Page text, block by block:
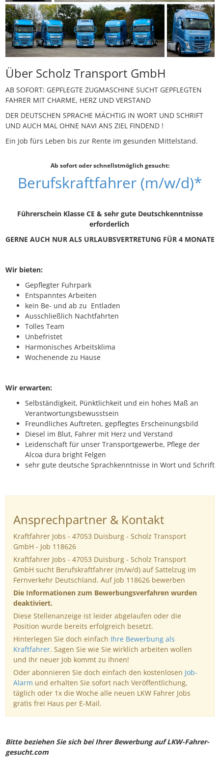
Über Scholz Transport GmbH
AB SOFORT: GEPFLEGTE ZUGMASCHINE SUCHT GEPFLEGTEN
FAHRER MIT CHARME, HERZ UND VERSTAND
DER DEUTSCHEN SPRACHE MÄCHTIG IN WORT UND SCHRIFT
UND AUCH MAL OHNE NAVI ANS ZIEL FINDEND !
Ein Job fürs Leben bis zur Rente im gesunden Mittelstand.
Ab sofort oder schnellstmöglich gesucht:
Berufskraftfahrer (m/w/d)*
Führerschein Klasse CE & sehr gute Deutschkenntnisse
erforderlich
GERNE AUCH NUR ALS URLAUBSVERTRETUNG FÜR 4 MONATE
Wir bieten:
Gepflegter Fuhrpark
Entspanntes Arbeiten
kein Be- und ab zu Entladen
Ausschließlich Nachtfahrten
Tolles Team
Unbefristet
Harmonisches Arbeitsklima
Wochenende zu Hause
Wir erwarten:
Selbständigkeit, Pünktlichkeit und ein hohes Maß an
Verantwortungsbewusstsein
Freundliches Auftreten, gepflegtes Erscheinungsbild
Diesel im Blut, Fahrer mit Herz und Verstand
Leidenschaft für unser Transportgewerbe, Pflege der
Alcoa dura bright Felgen
sehr gute deutsche Sprachkenntnisse in Wort und Schrift
Ansprechpartner & Kontakt
Kraftfahrer Jobs - 47053 Duisburg - Scholz Transport
GmbH - Job 118626
Kraftfahrer Jobs - 47053 Duisburg - Scholz Transport
GmbH sucht Berufskraftfahrer (m/w/d) auf Sattelzug im
Fernverkehr Deutschland. Auf Job 118626 bewerben
Die Informationen zum Bewerbungsverfahren wurden
deaktiviert.
Diese Stellenanzeige ist leider abgelaufen oder die
Position wurde bereits erfolgreich besetzt.
Hinterlegen Sie doch einfach Ihre Bewerbung als
Kraftfahrer. Sagen Sie wie Sie wirklich arbeiten wollen
und Ihr neuer Job kommt zu Ihnen!
Oder abonnieren Sie doch einfach den kostenlosen Job-
Alarm und erhalten Sie sofort nach Veröffentlichung,
täglich oder 1x die Woche alle neuen LKW Fahrer Jobs
gratis frei Haus per E-Mail.
Bitte beziehen Sie sich bei Ihrer Bewerbung auf LKW-Fahrer-
gesucht.com